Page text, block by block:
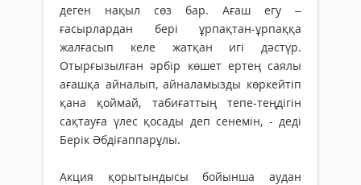
деген нақыл сөз бар. Ағаш егу –
ғасырлардан бері ұрпақтан-ұрпаққа
жалғасып келе жатқан игі дәстүр.
Отырғызылған әрбір көшет ертең саялы
ағашқа айналып, айналамызды көркейтіп
қана қоймай, табиғаттың тепе-теңдігін
сақтауға үлес қосады деп сенемін, - деді
Берік Әбдіғаппарұлы.
Акция қорытындысы бойынша аудан